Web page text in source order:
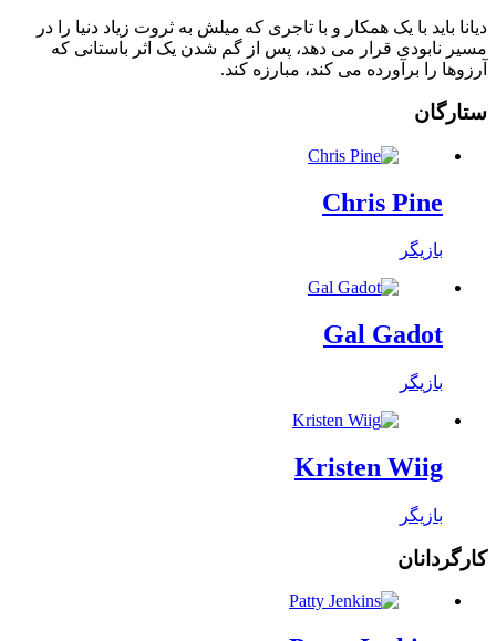
دیانا باید با یک همکار و با تاجری که میلش به ثروت زیاد دنیا را در
مسیر نابودی قرار می دهد، پس از گم شدن یک اثر باستانی که
آرزوها را برآورده می کند، مبارزه کند.
ستارگان
Chris Pine
بازیگر
Gal Gadot
بازیگر
Kristen Wiig
بازیگر
کارگردانان